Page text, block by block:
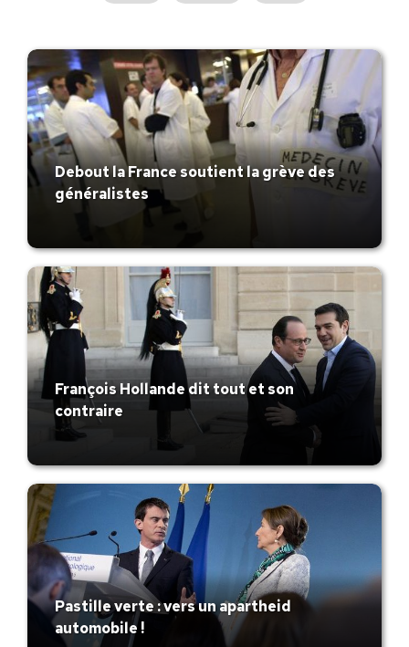
Debout la France soutient la grève des
généralistes
François Hollande dit tout et son
contraire
Pastille verte : vers un apartheid
automobile !